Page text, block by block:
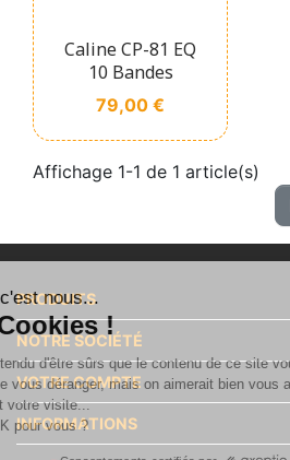
Caline CP-81 EQ
10 Bandes
Prix
79,00 €
Affichage 1-1 de 1 article(s)
PRODUITS
NOTRE SOCIÉTÉ
VOTRE COMPTE
INFORMATIONS
c'est nous...
Cookies !
a attendu d'être sûrs que le contenu de ce
de vous déranger, mais on aimerait bien
votre visite...
OK pour vous ?